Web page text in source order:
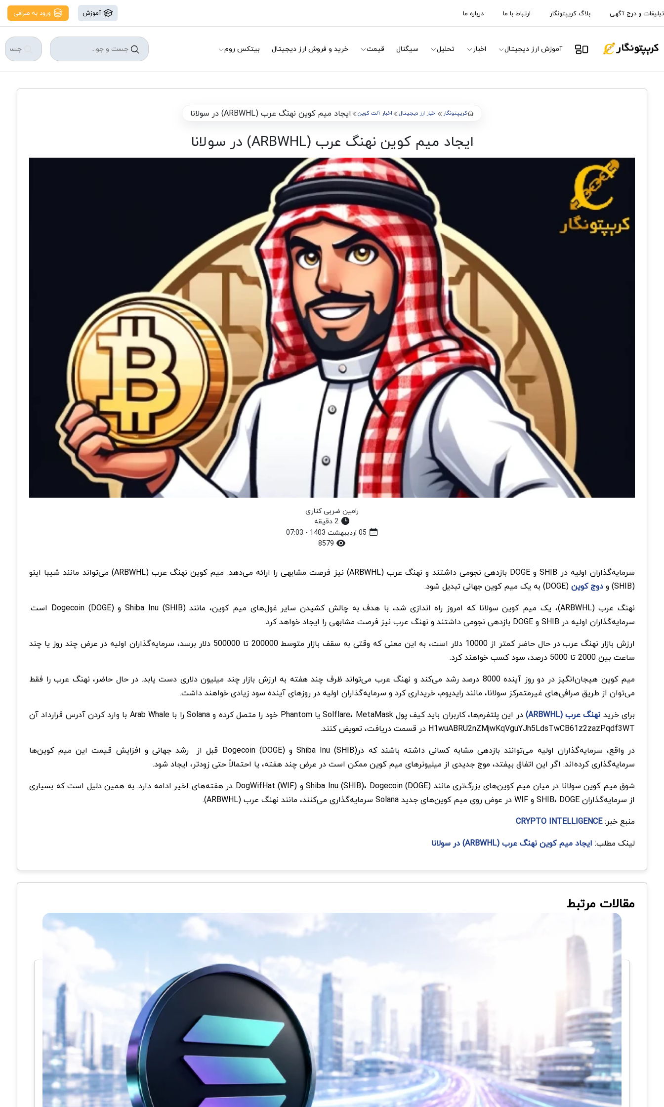
تبلیغات و درج آگهی بلاگ کریپتونگار ارتباط با ما درباره ما آموزش ورود به صرافی
آموزش ارز دیجیتال اخبار تحلیل سیگنال قیمت خرید و فروش ارز دیجیتال بیتکس روم
کریپتونگار اخبار ارز دیجیتال اخبار آلت کوین ایجاد میم کوین نهنگ عرب (ARBWHL) در سولانا
ایجاد میم کوین نهنگ عرب (ARBWHL) در سولانا
رامین ضربی کناری
2 دقیقه
سرمایه‌گذاران اولیه در SHIB و DOGE بازدهی نجومی داشتند و نهنگ عرب (ARBWHL) نیز فرصت مشابهی را ارائه می‌دهد. میم کوین نهنگ عرب (ARBWHL) می‌تواند مانند شیبا اینو
(SHIB) و
دوج کوین(DOGE) به یک میم کوین جهانی تبدیل شود.
نهنگ عرب (ARBWHL)، یک میم کوین سولانا که امروز راه اندازی شد، با هدف به چالش کشیدن سایر غول‌های میم کوین، مانند Shiba Inu (SHIB) و Dogecoin (DOGE) است.
سرمایه‌گذاران اولیه در SHIB و DOGE بازدهی نجومی داشتند و نهنگ عرب نیز فرصت مشابهی را ایجاد خواهد کرد.
ارزش بازار نهنگ عرب در حال حاضر کمتر از 10000 دلار است، به این معنی که وقتی به سقف بازار متوسط 200000 تا 500000 دلار برسد، سرمایه‌گذاران اولیه در عرض چند روز یا چند
ساعت بین 2000 تا 5000 درصد، سود کسب خواهند کرد.
میم کوین هیجان‌انگیز در دو روز آینده 8000 درصد رشد می‌کند و نهنگ عرب می‌تواند ظرف چند هفته به ارزش بازار چند میلیون دلاری دست یابد. در حال حاضر، نهنگ عرب را فقط
می‌توان از طریق صرافی‌های غیرمتمرکز سولانا، مانند رایدیوم، خریداری کرد و سرمایه‌گذاران اولیه در روزهای آینده سود زیادی خواهند داشت.
برای خرید نهنگ عرب (ARBWHL)
در این پلتفرم‌ها، کاربران باید کیف پول Solflare، MetaMask یا Phantom خود را متصل کرده و Solana را با Arab Whale با وارد کردن آدرس قرارداد آن
H1wuABRU2nZMjwKqVguYJh5LdsTwCB61z2zazPqdf3WT در قسمت دریافت، تعویض کنند.
در واقع، سرمایه‌گذاران اولیه می‌توانند بازدهی مشابه کسانی داشته باشند که درShiba Inu (SHIB) و Dogecoin (DOGE) قبل از رشد جهانی و افزایش قیمت این میم کوین‌ها
سرمایه‌گذاری کرده‌اند. اگر این اتفاق بیفتد، موج جدیدی از میلیونرهای میم کوین ممکن است در عرض چند هفته، یا احتمالاً حتی زودتر، ایجاد شود.
شوق میم کوین سولانا در میان میم کوین‌های بزرگ‌‌تری مانند Shiba Inu (SHIB)، Dogecoin (DOGE) و DogWifHat (WIF) در هفته‌های اخیر ادامه دارد. به همین دلیل است که بسیاری
از سرمایه‌گذاران SHIB، DOGE و WIF در عوض روی میم کوین‌های جدید Solana سرمایه‌گذاری می‌کنند، مانند نهنگ عرب (ARBWHL).
منبع خبر:CRYPTO INTELLIGENCE
لینک مطلب: ایجاد میم کوین نهنگ عرب (ARBWHL) در سولانا
مقالات مرتبط